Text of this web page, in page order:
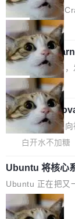
数字电视技术方向
频技...
超出原定预算
最终并未成功落地
达 5 个月，公司
意味着一个无人看
里日夜不停地"烧
2027 年就能追上
ngue 把原因归结
AI 开发者在一个
而美国模型厂商
ding in silos"——
断从他嘴里说出
全球最大的开源
型。谁在开源赛
统，开发者工具
五年前，David
一个问题：你写
乎都是没有。工程
序给别人用。偶尔
家居控制、家庭实
aw 是 Shelley 的
nt。他最近在博客
简单：开发者工具
由软件情怀，而
技术判断。 两行
某个软件的源码
局
DeepSeek
网最大规模开源
一条内测招募帖
会变成一场开源
DeepSeek
i）在 X 上发帖：
关开源项目的开
ness 的内测，可
官方招聘信息中
el + Harness =
Harness 负责把
具、读写文件、管
局
商汤
开源
商汤科技宣布面
型的预览版本
单的模型规模升
的一次系统性迭代
理解、推理、生
量大小，将能力推
白开水不加糖
Ubuntu 将核心
nap
Ubuntu 正在把又
nap。这次是
硬件认证状态的
局